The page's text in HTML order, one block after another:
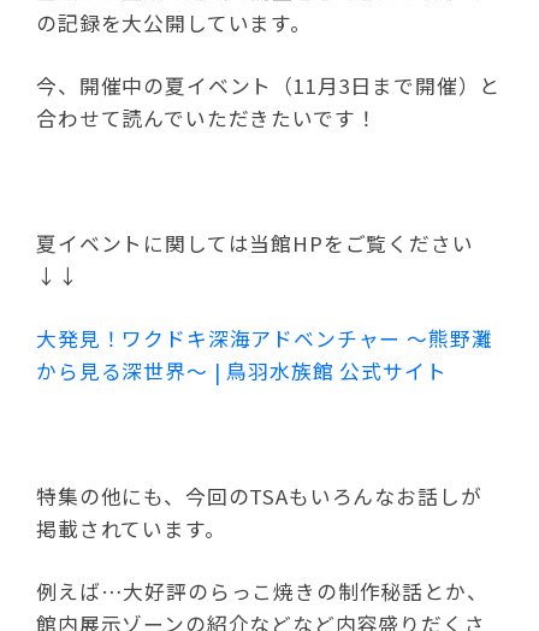
の記録を大公開しています。
今、開催中の夏イベント（11月3日まで開催）と
合わせて読んでいただきたいです！
夏イベントに関しては当館HPをご覧ください
↓↓
大発見！ワクドキ深海アドベンチャー ～熊野灘
から見る深世界～ | 鳥羽水族館 公式サイト
特集の他にも、今回のTSAもいろんなお話しが
掲載されています。
例えば…大好評のらっこ焼きの制作秘話とか、
館内展示ゾーンの紹介などなど内容盛りだくさ